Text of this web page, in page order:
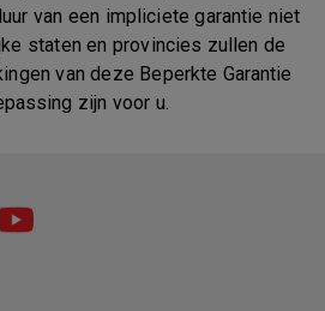
van een impliciete garantie niet
staten en provincies zullen de
van deze Beperkte Garantie
zijn voor u.